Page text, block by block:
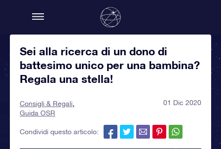
Sei alla ricerca di un dono di
battesimo unico per una bambina?
Regala una stella!
Consigli & Regali
Guida OSR
01 Dic 2020
Condividi questo articolo: